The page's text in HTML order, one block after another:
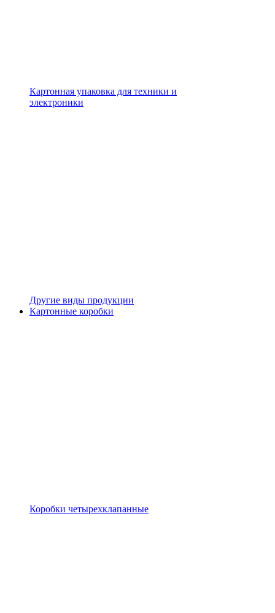
Картонная упаковка для техники и
электроники
Другие виды продукции
Картонные коробки
Коробки четырехклапанные